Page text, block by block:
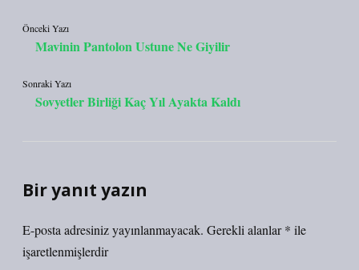
Önceki Yazı
Mavinin Pantolon Ustune Ne Giyilir
Sonraki Yazı
Sovyetler Birliği Kaç Yıl Ayakta Kaldı
Bir yanıt yazın
E-posta adresiniz yayınlanmayacak. Gerekli alanlar* ile
işaretlenmişlerdir